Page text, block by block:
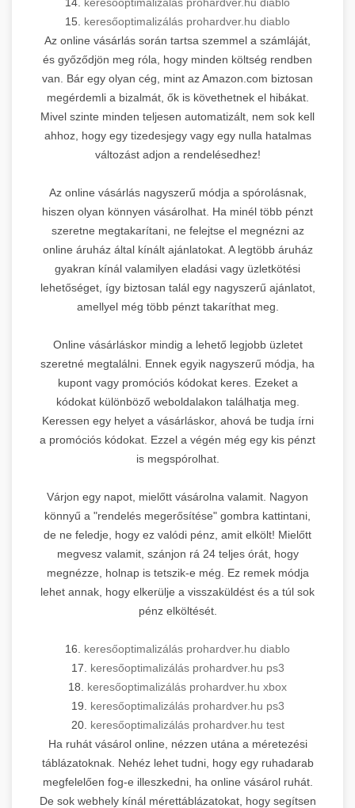
15. keresőoptimalizálás prohardver.hu diablo
Az online vásárlás során tartsa szemmel a számláját,
és győződjön meg róla, hogy minden költség rendben
van. Bár egy olyan cég, mint az Amazon.com biztosan
megérdemli a bizalmát, ők is követhetnek el hibákat.
Mivel szinte minden teljesen automatizált, nem sok kell
ahhoz, hogy egy tizedesjegy vagy egy nulla hatalmas
változást adjon a rendelésedhez!
Az online vásárlás nagyszerű módja a spórolásnak,
hiszen olyan könnyen vásárolhat. Ha minél több pénzt
szeretne megtakarítani, ne felejtse el megnézni az
online áruház által kínált ajánlatokat. A legtöbb áruház
gyakran kínál valamilyen eladási vagy üzletkötési
lehetőséget, így biztosan talál egy nagyszerű ajánlatot,
amellyel még több pénzt takaríthat meg.
Online vásárláskor mindig a lehető legjobb üzletet
szeretné megtalálni. Ennek egyik nagyszerű módja, ha
kupont vagy promóciós kódokat keres. Ezeket a
kódokat különböző weboldalakon találhatja meg.
Keressen egy helyet a vásárláskor, ahová be tudja írni
a promóciós kódokat. Ezzel a végén még egy kis pénzt
is megspórolhat.
Várjon egy napot, mielőtt vásárolna valamit. Nagyon
könnyű a "rendelés megerősítése" gombra kattintani,
de ne feledje, hogy ez valódi pénz, amit elkölt! Mielőtt
megvesz valamit, szánjon rá 24 teljes órát, hogy
megnézze, holnap is tetszik-e még. Ez remek módja
lehet annak, hogy elkerülje a visszaküldést és a túl sok
pénz elköltését.
16. keresőoptimalizálás prohardver.hu diablo
17. keresőoptimalizálás prohardver.hu ps3
18. keresőoptimalizálás prohardver.hu xbox
19. keresőoptimalizálás prohardver.hu ps3
20. keresőoptimalizálás prohardver.hu test
Ha ruhát vásárol online, nézzen utána a méretezési
táblázatoknak. Nehéz lehet tudni, hogy egy ruhadarab
megfelelően fog-e illeszkedni, ha online vásárol ruhát.
De sok webhely kínál mérettáblázatokat, hogy segítsen